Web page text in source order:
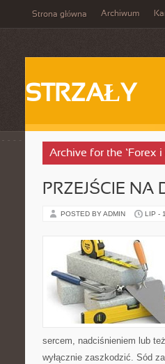
Strona główna Archiwum
STRZAŁY
Archive for the ‘Forex
PRZEJŚCIE NA
POSTED BY ADMIN LIP -
sercem, nadciśnieniem lub
wyłącznie zaszkodzić. Sód